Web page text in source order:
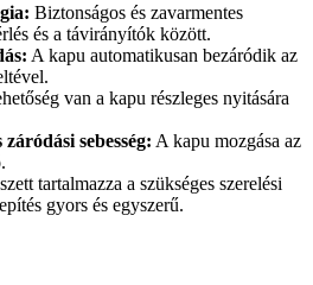
Biztonságos és zavarmentes
és a távirányítók között.
A kapu automatikusan bezáródik az
van a kapu részleges nyitására
sebesség: A kapu mozgása az
tartalmazza a szükséges szerelési
gyors és egyszerű.